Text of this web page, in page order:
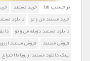
برچسب ها: خرید مستند
خرید مستند من و تو
دانلود
دانلود مستند دوبله من و تو
فروش مستند
فروش مستند از
لینک دانلود مستند از رویا تا اختراع